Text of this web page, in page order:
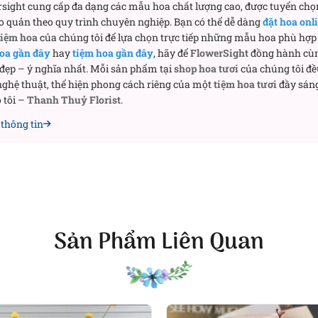
một lớp nền mềm mại. Những cành tuyết mai mảnh,
cục. Khi đặt cạnh hoa hồng, tuyết mai giúp tổng thể trở
cảm xúc.
to, đường gân rõ – đóng vai trò như một khung nền
thời tạo sự tương phản tinh tế với những cánh hoa
được điểm xuyết vừa đủ, không lấn át mà chỉ làm dày thêm
gói tông trung tínhvànơ buộc tinh giảngiúp bó hoa giữ
có điểm nhấn quá tay – mọi thứ đều vừa đủ.
cung cấp đa dạng các mẫu hoa chất lượng cao, được tuyển
quản theo quy trình chuyên nghiệp. Bạn có thể dễ dàngđặt hoa
hoacủa chúng tôi để lựa chọn trực tiếp những mẫu hoa phù
gần đâyhaytiệm hoa gần đây, hãy đểFlowerSightđồng hành
– ý nghĩa nhất. Mỗi sản phẩm tạishop hoa tươicủa chúng tôi
thuật, thể hiện phong cách riêng của mộttiệm hoa tươiđầy
tôi – Thanh Thuỷ Florist.
tin
Sản Phẩm Liên Quan